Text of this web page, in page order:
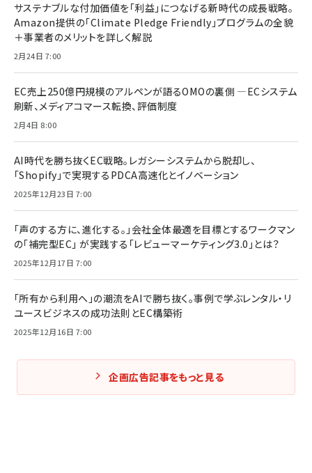
サステナブルな付加価値を「利益」につなげる新時代の成長戦略。
Amazon提供の「Climate Pledge Friendly」プログラムの全貌
＋事業者のメリットを詳しく解説
2月24日 7:00
EC売上250億円規模のアルペンが語るOMOの裏側 ―ECシステム
刷新、メディアコマース転換、評価制度
2月4日 8:00
AI時代を勝ち抜くEC戦略。レガシーシステムから脱却し、
「Shopify」で実現するPDCA高速化とイノベーション
2025年12月23日 7:00
「声のする方に、進化する。」会社全体最適を目標とするワークマン
の「補完型EC」 が実践する「レビューマーケティング3.0」とは？
2025年12月17日 7:00
「所有から利用へ」の潮流をAIで勝ち抜く。事例で学ぶレンタル・リ
ユースビジネスの成功法則とEC構築術
2025年12月16日 7:00
企画広告記事をもっと見る